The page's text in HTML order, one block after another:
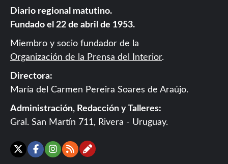
Diario regional matutino.
Fundado el 22 de abril de 1953.
Miembro y socio fundador de la
Organización de la Prensa del Interior.
Directora:
María del Carmen Pereira Soares de Araújo.
Administración, Redacción y Talleres:
Gral. San Martín 711, Rivera - Uruguay.
X Facebook
Instagram
RSSContáctanos